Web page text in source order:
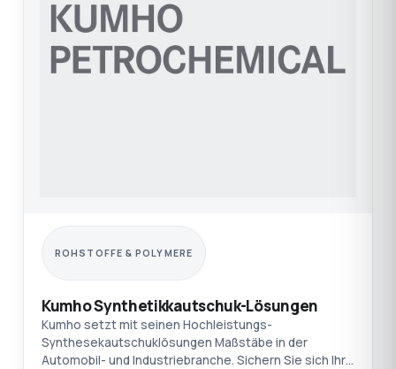
ROHSTOFFE & POLYMERE
Kumho Synthetikkautschuk-Lösungen
Kumho setzt mit seinen Hochleistungs-
Synthesekautschuklösungen Maßstäbe in der
Automobil- und Industriebranche. Sichern Sie sich Ihre